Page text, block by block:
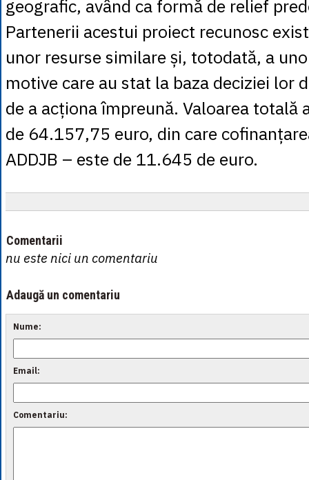
geografic, având ca formă de relief
Partenerii acestui proiect recunosc
unor resurse similare și, totodată, a
motive care au stat la baza deciziei lor
de a acționa împreună. Valoarea totală
de 64.157,75 euro, din care
ADDJB – este de 11.645 de euro.
Comentarii
nu este nici un comentariu
Adaugă un comentariu
Nume:
Email:
Comentariu: